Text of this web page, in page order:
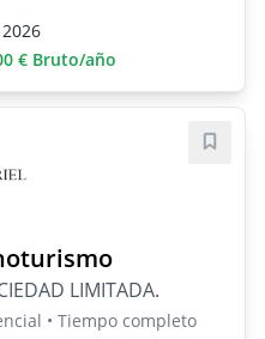
€ Bruto/año
LIMITADA.
• Tiempo completo